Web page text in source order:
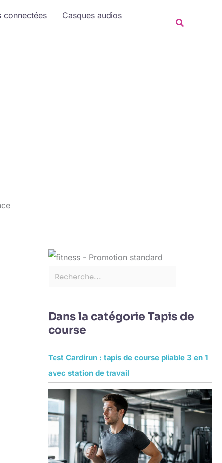
connectées Casques audios
Dans la catégorie Tapis de
course
Test Cardirun : tapis de course pliable 3 en 1
avec station de travail